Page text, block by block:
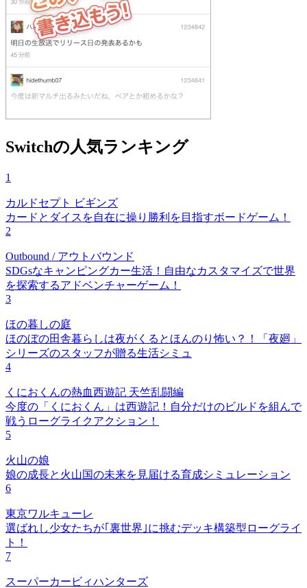
Switchの人気ランキング
1
カルドセプト ビギンズ
カードとダイスを自在に操り勝利を目指すボードゲーム！
2
Outbound / アウトバウンド
SDGsなキャンピングカー生活！自由なカスタマイズで世界
を探索するアドベンチャーゲーム！
3
ほの暮しの庭
ほのぼの田舎暮らしは夜がくるとほんのり怖い？！「夜廻」
シリーズのスタッフが贈る生活シミュ
4
くにおくんの熱血西遊記 天竺乱闘編
今度の「くにおくん」は西遊記！自分だけのビルドを組んで
戦うローグライクアクション！
5
火山の娘
娘の成長と火山国の未来を見届ける育成シミュレーション
6
東京ワルキューレ
選ばれし少女たちが｢裏世界｣に挑むデッキ構築型ローグライ
ト！
7
スーパーカービィハンターズ